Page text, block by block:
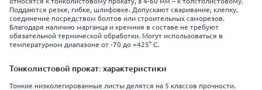
Поддаются резке, гибке, шлифовке. Допускают сваривание, клепку,
соединение посредством болтов или строительных саморезов.
Благодаря наличию марганца и кремния в составе не требуют
обязательной термической обработки. Могут использоваться в
температурном диапазоне от -70 до +425° C.
Тонколистовой прокат: характеристики
Тонкие низколегированные листы делятся на 5 классов прочности.